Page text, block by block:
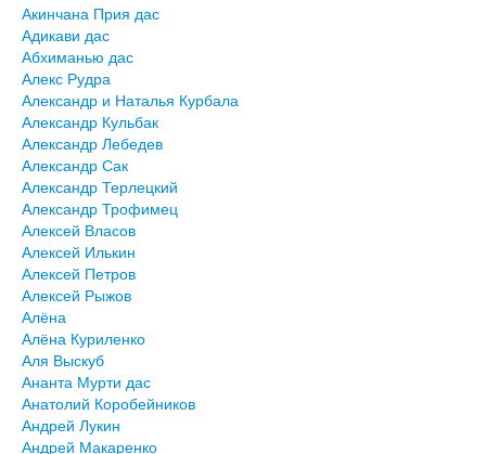
Акинчана Прия дас
Адикави дас
Абхиманью дас
Алекс Рудра
Александр и Наталья Курбала
Александр Кульбак
Александр Лебедев
Александр Сак
Александр Терлецкий
Александр Трофимец
Алексей Власов
Алексей Илькин
Алексей Петров
Алексей Рыжов
Алёна
Алёна Куриленко
Аля Выскуб
Ананта Мурти дас
Анатолий Коробейников
Андрей Лукин
Андрей Макаренко